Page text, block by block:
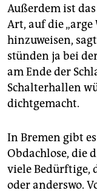
Außerdem ist
Art, auf die
hinzuweisen,
stünden ja bei
am Ende der
Schalterhallen
dichtgemacht.
In Bremen gibt
Obdachlose, die
viele Bedürftige,
oder anderswo.